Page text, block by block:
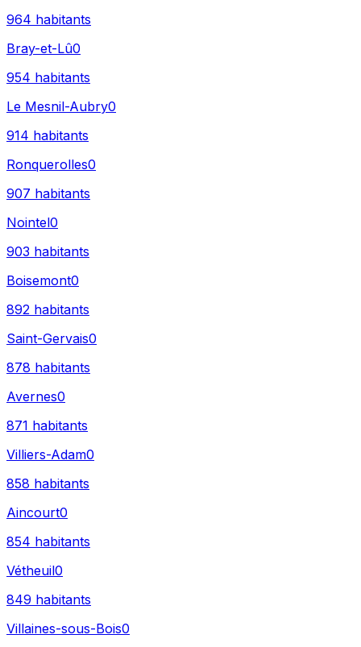
964 habitants
Bray-et-Lû0
954 habitants
Le Mesnil-Aubry0
914 habitants
Ronquerolles0
907 habitants
Nointel0
903 habitants
Boisemont0
892 habitants
Saint-Gervais0
878 habitants
Avernes0
871 habitants
Villiers-Adam0
858 habitants
Aincourt0
854 habitants
Vétheuil0
849 habitants
Villaines-sous-Bois0